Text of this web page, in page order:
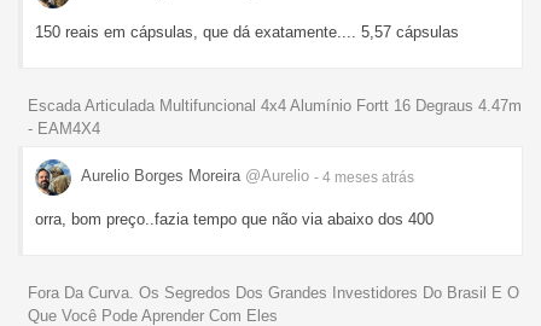
150 reais em cápsulas, que dá exatamente.... 5,57 cápsulas
Escada Articulada Multifuncional 4x4 Alumínio Fortt 16 Degraus 4.47m
- EAM4X4
Aurelio Borges Moreira @Aurelio - 4 meses atrás
orra, bom preço..fazia tempo que não via abaixo dos 400
Fora Da Curva. Os Segredos Dos Grandes Investidores Do Brasil E O
Que Você Pode Aprender Com Eles